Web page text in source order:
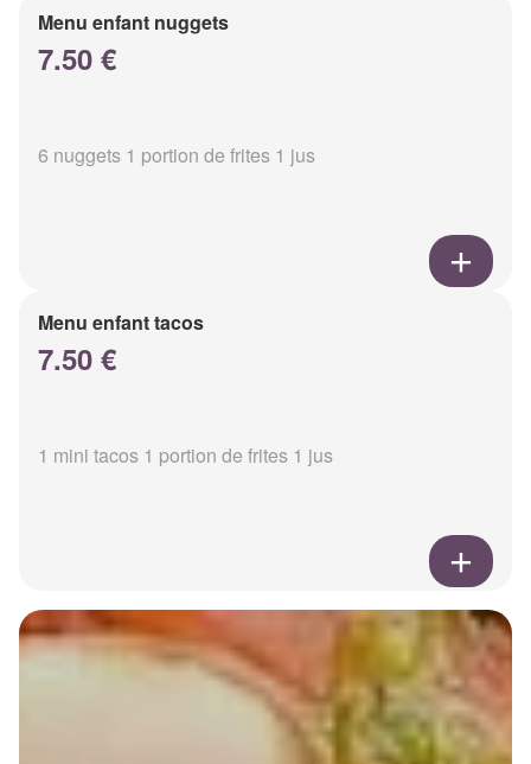
Menu enfant nuggets
7.50 €
6 nuggets 1 portion de frites 1 jus
Menu enfant tacos
7.50 €
1 mini tacos 1 portion de frites 1 jus